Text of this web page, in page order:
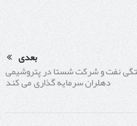
بعدی
نفت و شرکت شستا در پتروشیمی
دهلران سرمایه گذاری می کند